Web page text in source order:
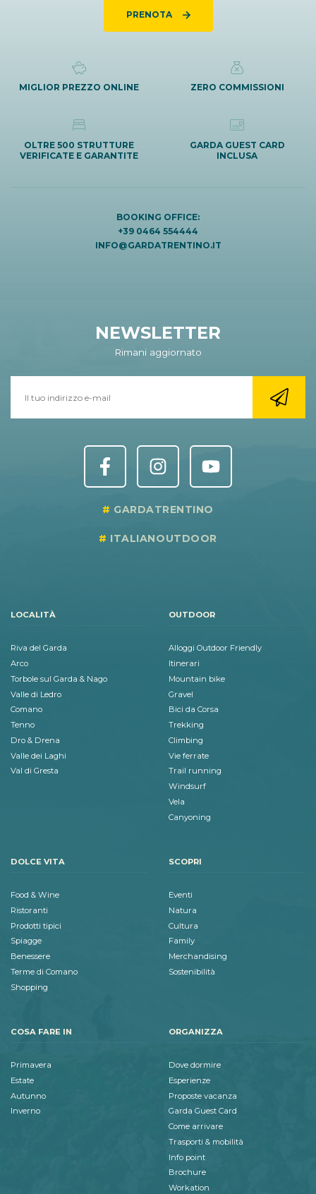
PRENOTA
MIGLIOR PREZZO ONLINE ZERO COMMISSIONI
OLTRE 500 STRUTTURE
VERIFICATE E GARANTITE
GARDA GUEST CARD
INCLUSA
BOOKING OFFICE:
+39 0464 554444
INFO@GARDATRENTINO.IT
NEWSLETTER
Rimani aggiornato
GARDATRENTINO
ITALIANOUTDOOR
LOCALITÀ
Riva del Garda
Arco
Torbole sul Garda & Nago
Valle di Ledro
Comano
Tenno
Dro & Drena
Valle dei Laghi
Val di Gresta
OUTDOOR
Alloggi Outdoor Friendly
Itinerari
Mountain bike
Gravel
Bici da Corsa
Trekking
Climbing
Vie ferrate
Trail running
Windsurf
Vela
Canyoning
DOLCE VITA
Food & Wine
Ristoranti
Prodotti tipici
Spiagge
Benessere
Terme di Comano
Shopping
SCOPRI
Eventi
Natura
Cultura
Family
Merchandising
Sostenibilità
COSA FARE IN
Primavera
Estate
Autunno
Inverno
ORGANIZZA
Dove dormire
Esperienze
Proposte vacanza
Garda Guest Card
Come arrivare
Trasporti & mobilità
Info point
Brochure
Workation